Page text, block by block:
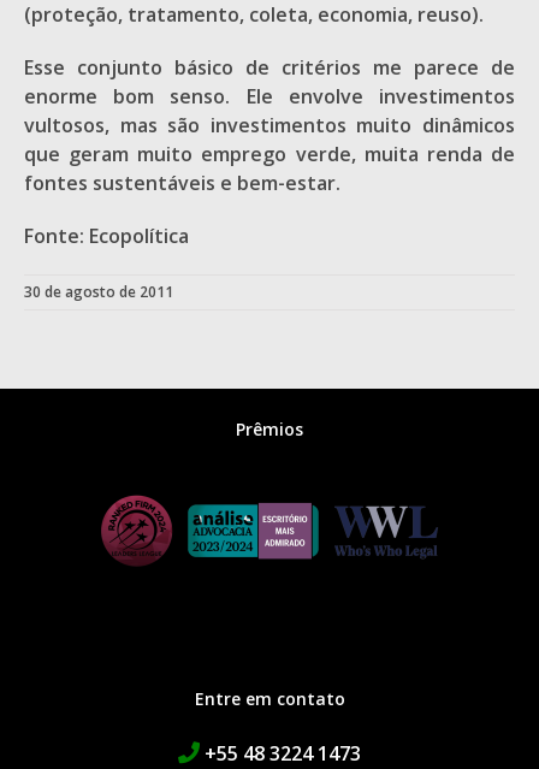
(proteção, tratamento, coleta, economia, reuso).
Esse conjunto básico de critérios me parece de
enorme bom senso. Ele envolve investimentos
vultosos, mas são investimentos muito dinâmicos
que geram muito emprego verde, muita renda de
fontes sustentáveis e bem-estar.
Fonte: Ecopolítica
30 de agosto de 2011
Prêmios
Entre em contato
+55 48 3224 1473